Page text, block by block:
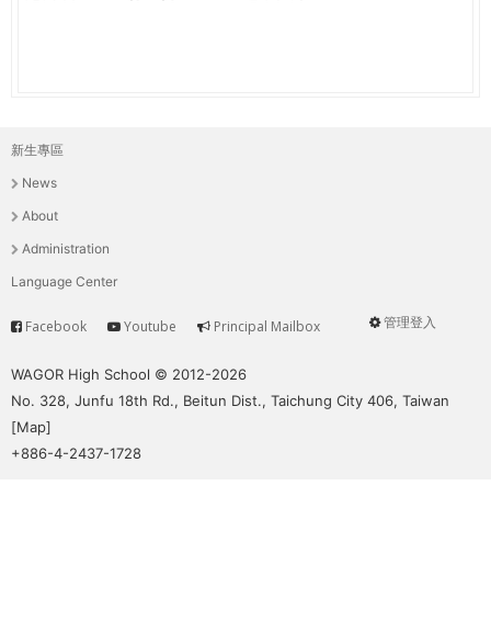
主
選
單
新生專區
News
About
Administration
Language Center
User
管理登入
Service
Facebook Youtube Principal Mailbox
WAGOR High School © 2012-2026
No. 328, Junfu 18th Rd., Beitun Dist., Taichung City 406, Taiwan
[Map]
+886-4-2437-1728